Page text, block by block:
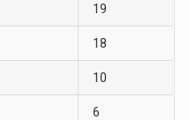
19
18
10
6